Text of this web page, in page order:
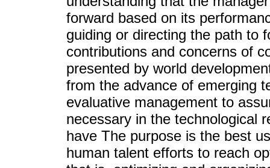
forward based on its
guiding or directing the path to
contributions and concerns of
presented by world
from the advance of emerging
evaluative management to
necessary in the technological
have The purpose is the best
human talent efforts to reach